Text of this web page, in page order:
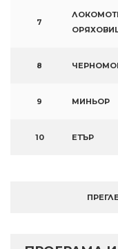
7
8
9 МИНЬОР
10 ЕТЪР